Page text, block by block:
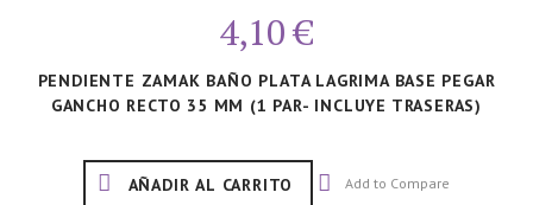
4,10 €
PENDIENTE ZAMAK BAÑO PLATA LAGRIMA BASE PEGAR
GANCHO RECTO 35 MM (1 PAR- INCLUYE TRASERAS)
AÑADIR AL CARRITO Add to Compare